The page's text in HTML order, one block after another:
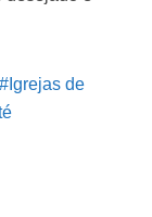
Igrejas de